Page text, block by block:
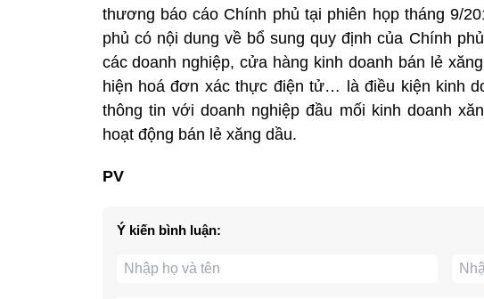
thương báo cáo Chính phủ tại phiên họp tháng 9/
phủ có nội dung về bổ sung quy định của Chính
các doanh nghiệp, cửa hàng kinh doanh bán lẻ
hiện hoá đơn xác thực điện tử… là điều kiện kinh
thông tin với doanh nghiệp đầu mối kinh doanh
hoạt động bán lẻ xăng dầu.
PV
Ý kiến bình luận: